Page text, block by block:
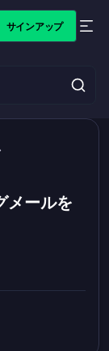
サインアップ
メールを